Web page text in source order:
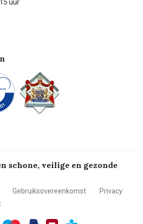
uur
schone, veilige en gezonde
Gebruiksovereenkomst
Privacy